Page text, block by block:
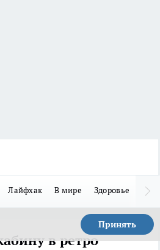
Лайфхак В мире Здоровье
Принять
в ретро